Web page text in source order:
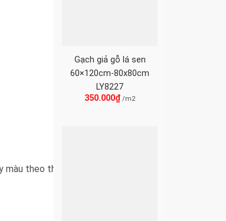
theo thời gian
Gạch giả gỗ lá sen
60×120cm-80x80cm
LY8227
350.000₫ /m2